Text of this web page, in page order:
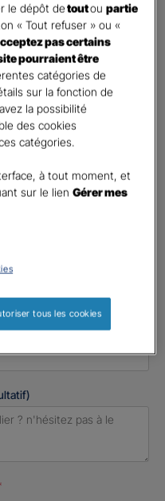
?*
le dépôt detoutoupartie
« Tout refuser » ou «
pas certains
pourraient être
catégories de
sur la fonction de
la possibilité
des cookies
catégories.
à tout moment, et
sur le lienGérer mes
tous les cookies